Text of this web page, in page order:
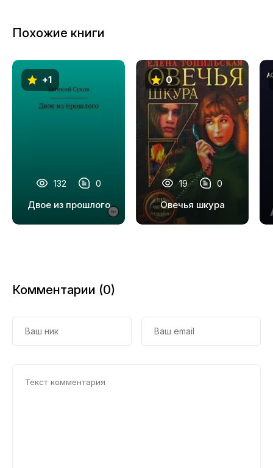
Похожие книги
+1
132 0
Двое из прошлого
0
19 0
Овечья шкура
Комментарии (0)